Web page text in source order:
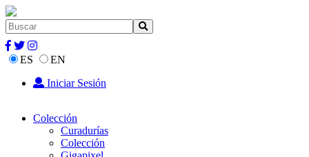
ES
EN
Iniciar Sesión
Colección
Curadurías
Colección